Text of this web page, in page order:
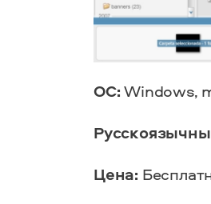
ОС:Windows,
Цена: